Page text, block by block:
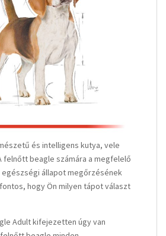
és intelligens kutya, vele
felnőtt beagle számára a megfelelő
állapot megőrzésének
hogy Ön milyen tápot választ
Adult kifejezetten úgy van